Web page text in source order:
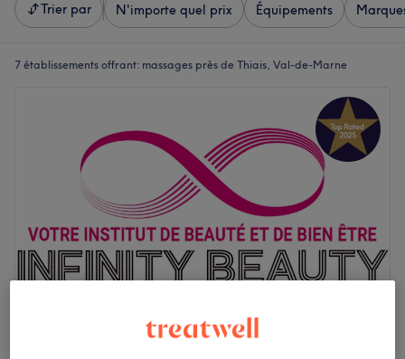
Trier par N'importe quel prix Équipements
7 établissements offrant: massages près de Thiais, Val-de-Marne